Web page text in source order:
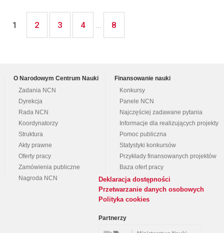
1 2 3 4 ... 8
O Narodowym Centrum Nauki
Zadania NCN
Dyrekcja
Rada NCN
Koordynatorzy
Struktura
Akty prawne
Oferty pracy
Zamówienia publiczne
Nagroda NCN
Finansowanie nauki
Konkursy
Panele NCN
Najczęściej zadawane pytania
Informacje dla realizujących projekty
Pomoc publiczna
Statystyki konkursów
Przykłady finansowanych projektów
Baza ofert pracy
Deklaracja dostępności
Przetwarzanie danych osobowych
Polityka cookies
Partnerzy